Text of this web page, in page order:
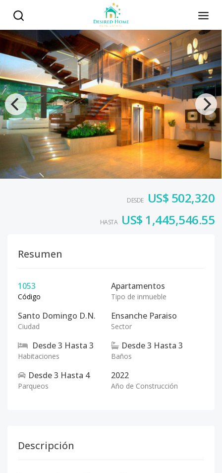
DESDE US$ 502,320
HASTA US$ 1,445,546.55
Resumen
1053
Código
Apartamentos
Tipo de inmueble
Santo Domingo D.N.
Ciudad
Ensanche Paraiso
Sector
Desde3 Hasta 3
Habitaciones
Desde3 Hasta 3
Baños
Desde3 Hasta 4
Parqueos
2022
Año de Construcción
Descripción